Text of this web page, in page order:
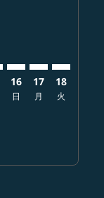
16
日
17
月
18
火